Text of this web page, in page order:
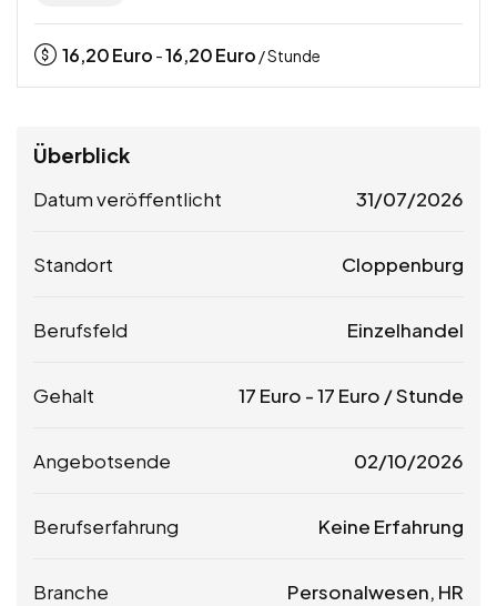
16,20Euro -16,20Euro / Stunde
Überblick
Datum veröffentlicht 31/07/2026
Standort Cloppenburg
Berufsfeld Einzelhandel
Gehalt 17 Euro -17 Euro / Stunde
Angebotsende 02/10/2026
Berufserfahrung Keine Erfahrung
Branche Personalwesen, HR